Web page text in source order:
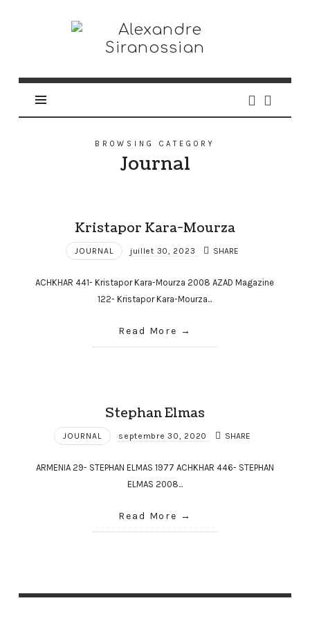
Alexandre
Siranossian
BROWSING CATEGORY
Journal
Kristapor Kara-Mourza
JOURNAL juillet 30, 2023 SHARE
ACHKHAR 441- Kristapor Kara-Mourza 2008 AZAD Magazine
122- Kristapor Kara-Mourza...
Read More
Stephan Elmas
JOURNAL septembre 30, 2020 SHARE
ARMENIA 29- STEPHAN ELMAS 1977 ACHKHAR 446- STEPHAN
ELMAS 2008...
Read More